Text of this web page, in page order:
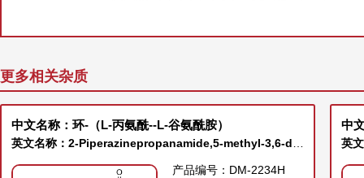
更多相关杂质
中文名称：环-（L-丙氨酰--L-谷氨酰胺）
英文名称：2-Piperazinepropanamide,5-methyl-3,6-dioxo-, (2S,5S)-
产品编号：DM-2234H
中
英